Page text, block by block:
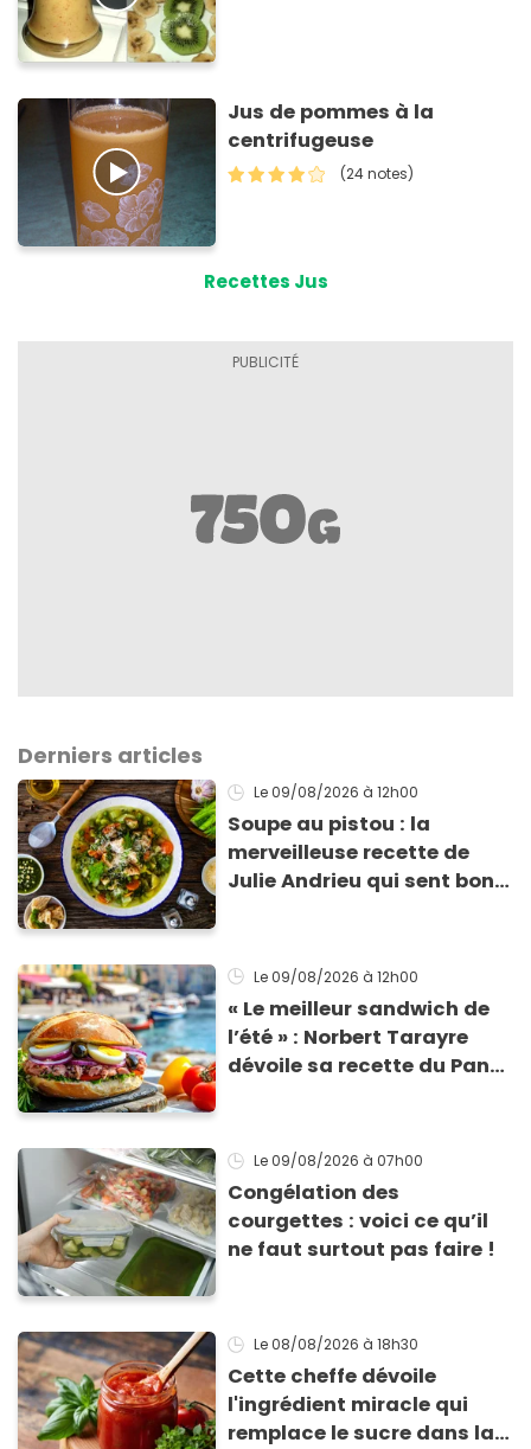
Jus de pommes à la
centrifugeuse
(24 notes)
Recettes Jus
Derniers articles
Le 09/08/2026 à 12h00
Soupe au pistou : la
merveilleuse recette de
Julie Andrieu qui sent bon
Le 09/08/2026 à 12h00
« Le meilleur sandwich de
l’été » : Norbert Tarayre
dévoile sa recette du Pan
Le 09/08/2026 à 07h00
Congélation des
courgettes : voici ce qu’il
ne faut surtout pas faire !
Le 08/08/2026 à 18h30
Cette cheffe dévoile
l'ingrédient miracle qui
remplace le sucre dans la